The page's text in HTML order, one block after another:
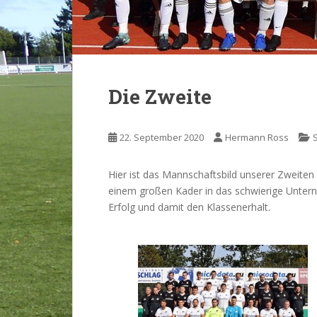
Die Zweite
22. September 2020 Hermann Ross
Hier ist das Mannschaftsbild unserer
einem großen Kader in das schwierige
Erfolg und damit den Klassenerhalt.